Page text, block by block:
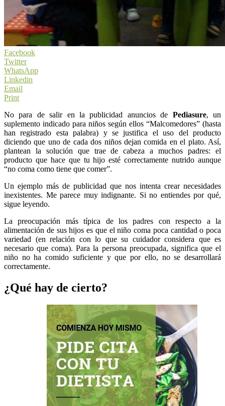
Facebook
Twitter
WhatsApp
Linkedin
Email
Print
No para de salir en la publicidad anuncios de Pediasure, un
suplemento indicado para niños según ellos “Malcomedores” (hasta
han registrado esta palabra) y se justifica el uso del producto
diciendo que uno de cada dos niños dejan comida en el plato. Así,
plantean la solución que trae de cabeza a muchos padres: el
producto que hace que tu hijo esté correctamente nutrido aunque
“no coma como tiene que comer”.
Un ejemplo más de publicidad que nos intenta crear necesidades
inexistentes. Me parece muy indignante. Si no entiendes por qué,
sigue leyendo.
La preocupación más típica de los padres con respecto a la
alimentación de sus hijos es que el niño coma poca cantidad o poca
variedad (en relación con lo que su cuidador considera que es
necesario que coma). Para la persona preocupada, significa que el
niño no ha comido suficiente y que por ello, no se desarrollará
correctamente.
¿Qué hay de cierto?